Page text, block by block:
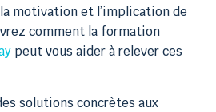
motivation et l’implication de
comment la formation
peut vous aider à relever ces
solutions concrètes aux